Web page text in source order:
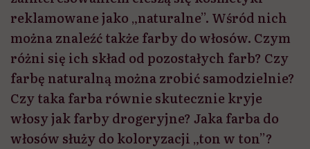
reklamowane jako „naturalne”. Wśród nich
można znaleźć także farby do włosów. Czym
różni się ich skład od pozostałych farb? Czy
farbę naturalną można zrobić samodzielnie?
Czy taka farba równie skutecznie kryje
włosy jak farby drogeryjne? Jaka farba do
włosów służy do koloryzacji „ton w ton”?